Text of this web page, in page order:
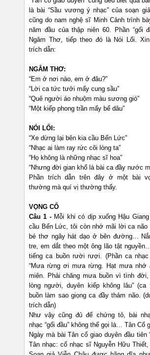
là bài “Sầu vương ý nhạc” của soạn
cũng do nam nghệ sĩ Minh Cảnh trình
năm đầu của thập niên 60. Phần “gối
Ngâm Thơ, tiếp theo đó là Nói Lối.
trích dẫn:
NGÂM THƠ:
“Em ở nơi nào, em ở đâu?”
“Lời ca tức tưởi mấy cung sầu”
“Quê người áo nhuộm màu sương gió”
“Một kiếp phong trần mấy bể dâu”
NÓI LỐI:
“Xe dừng lại bên kia cầu Bến Lức”
“Nhạc ai làm ray rức cõi lòng ta”
“Họ không là những nhạc sĩ hoa”
“Nhưng đời gian khổ là bài ca đầy nước
Phần trích dẫn trên đây ở một bài
thường mà quí vị thường thấy.
VỌNG CỔ
Câu 1 -Mỗi khi có dịp xuống Hậu
cầu Bến Lức, tôi còn nhớ mãi lời ca não
bé thơ ngây hát dạo ở bên đường…
tre, em dắt theo một ông lão tật
tiếng ca buồn rười rượi. (Phần ca nhạc
“Mưa rừng ơi mưa rừng. Hạt mưa nhớ
miên. Phải chăng mưa buồn vì tình
lòng người, duyên kiếp không lâu” (ca
buồn làm sao giọng ca đầy thảm não.
trích dẫn)
Như vậy cũng đủ để chứng tỏ, bài
nhạc “gối đầu” không thể gọi là… Tân Cổ
Ngày mà bài Tân cổ giao duyên đầu tiên
Tân nhạc: cố nhạc sĩ Nguyễn Hữu